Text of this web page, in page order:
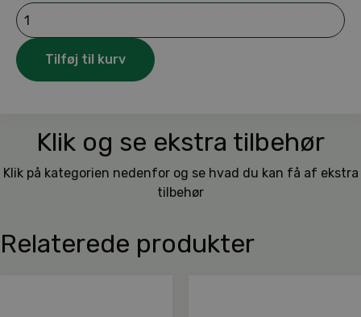
Husqvarna
mangenot
just.
skruetrækker
antalTilføj til kurv
Klik og se ekstra tilbehør
Klik på kategorien nedenfor og se hvad du kan få af ekstra
tilbehør
Relaterede produkter